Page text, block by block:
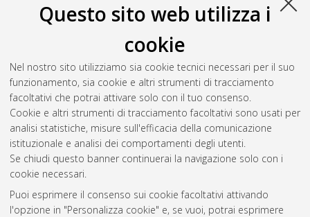
Questo sito web utilizza i
cookie
Nel nostro sito utilizziamo sia cookie tecnici necessari per il suo
funzionamento, sia cookie e altri strumenti di tracciamento
facoltativi che potrai attivare solo con il tuo consenso.
Cookie e altri strumenti di tracciamento facoltativi sono usati per
analisi statistiche, misure sull'efficacia della comunicazione
istituzionale e analisi dei comportamenti degli utenti.
Se chiudi questo banner continuerai la navigazione solo con i
cookie necessari.
Puoi esprimere il consenso sui cookie facoltativi attivando
l'opzione in "Personalizza cookie" e, se vuoi, potrai esprimere
Torrenzieri, Sara(2020)Modellbucher editi e inediti:
dispositivi decodificatori della prassi teatrale brechtiana
[Dissertation thesis], Alma Mater Studiorum Università di
Bologna. Dottorato di ricerca inArti visive, performative,
mediali, 32 Ciclo. DOI 10.48676/unibo/amsdottorato/9317.
Questa lista e' stata generata ilSat Aug 8 20:36:52 2026
Atom
Rss 1.0